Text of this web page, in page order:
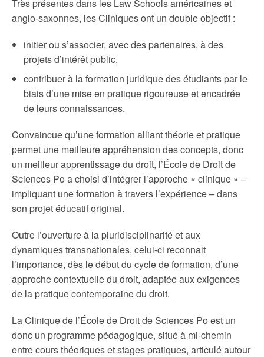
Très présentes dans les Law Schools américaines et
anglo-saxonnes, les Cliniques ont un double objectif :
initier ou s’associer, avec des partenaires, à des
projets d’intérêt public,
contribuer à la formation juridique des étudiants par le
biais d’une mise en pratique rigoureuse et encadrée
de leurs connaissances.
Convaincue qu’une formation alliant théorie et pratique
permet une meilleure appréhension des concepts, donc
un meilleur apprentissage du droit, l’École de Droit de
Sciences Po a choisi d’intégrer l’approche « clinique » –
impliquant une formation à travers l’expérience – dans
son projet éducatif original.
Outre l’ouverture à la pluridisciplinarité et aux
dynamiques transnationales, celui-ci reconnait
l’importance, dès le début du cycle de formation, d’une
approche contextuelle du droit, adaptée aux exigences
de la pratique contemporaine du droit.
La Clinique de l’École de Droit de Sciences Po est un
donc un programme pédagogique, situé à mi-chemin
entre cours théoriques et stages pratiques, articulé autour